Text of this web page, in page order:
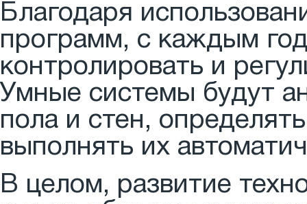
Благодаря
программ, с каждым
контролировать и
Умные системы будут
пола и стен,
выполнять их
В целом, развитие